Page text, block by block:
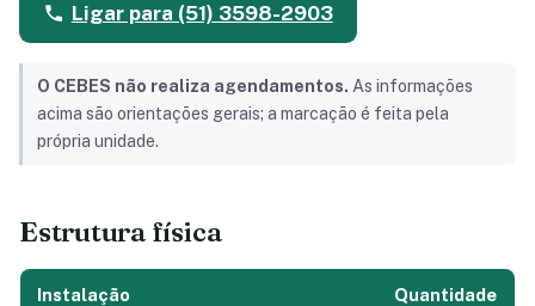
Ligar para (51) 3598-2903
O CEBES não realiza agendamentos. As informações
acima são orientações gerais; a marcação é feita pela
própria unidade.
Estrutura física
Instalação Quantidade